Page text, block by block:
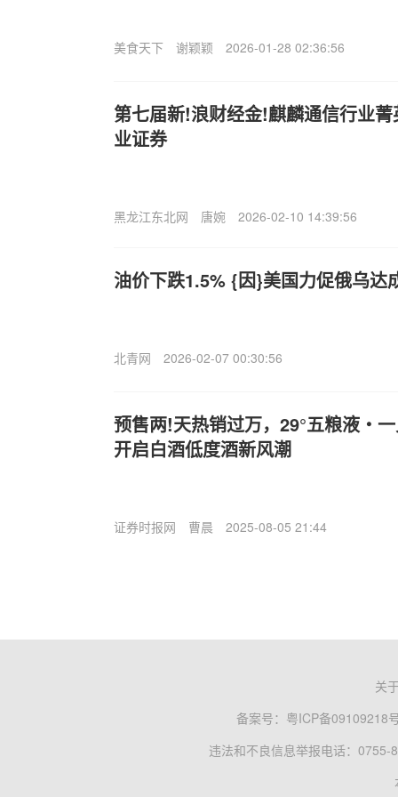
美食天下 谢颖颖 2026-01-28 02:36:56
第七届新!浪财经金!麒麟通信行业
业证券
黑龙江东北网 唐婉 2026-02-10 14:39:56
油价下跌1.5% {因}美国力促俄乌达
北青网 2026-02-07 00:30:56
预售两!天热销过万，29°五粮液・
开启白酒低度酒新风潮
证券时报网 曹晨 2025-08-05 21:44
关
备案号： 粤ICP备09109218
违法和不良信息举报电话：0755-